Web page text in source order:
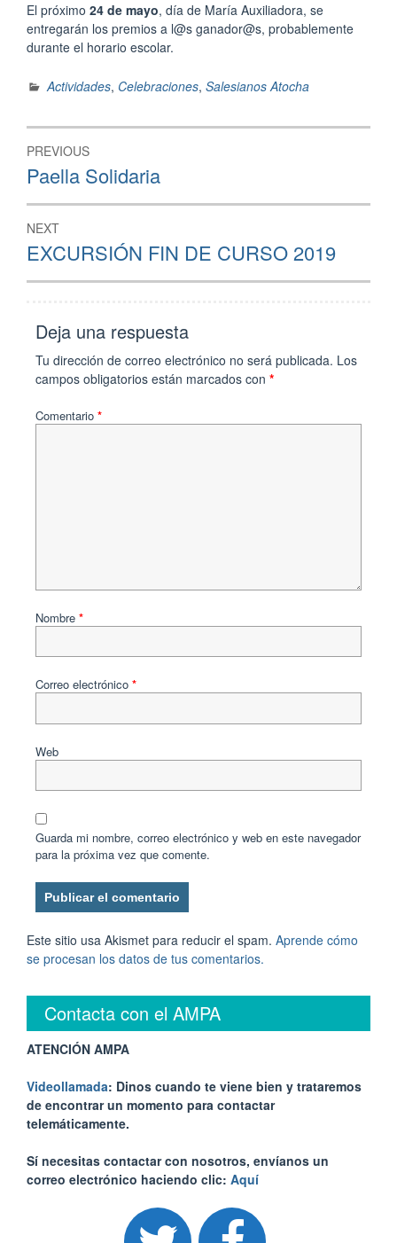
El próximo 24 de mayo, día de María Auxiliadora, se
entregarán los premios a l@s ganador@s, probablemente
durante el horario escolar.
Actividades, Celebraciones, Salesianos Atocha
Navegación
de
entradas
PREVIOUS
Previous
post:
Paella Solidaria
NEXT
Next
post:
EXCURSIÓN FIN DE CURSO 2019
Deja una respuesta
Tu dirección de correo electrónico no será publicada. Los
campos obligatorios están marcados con *
Comentario *
Nombre *
Correo electrónico *
Web
Guarda mi nombre, correo electrónico y web en este navegador
para la próxima vez que comente.
Este sitio usa Akismet para reducir el spam. Aprende cómo
se procesan los datos de tus comentarios.
Contacta con el AMPA
ATENCIÓN AMPA
Videollamada: Dinos cuando te viene bien y trataremos
de encontrar un momento para contactar
telemáticamente.
Sí necesitas contactar con nosotros, envíanos un
correo electrónico haciendo clic: Aquí